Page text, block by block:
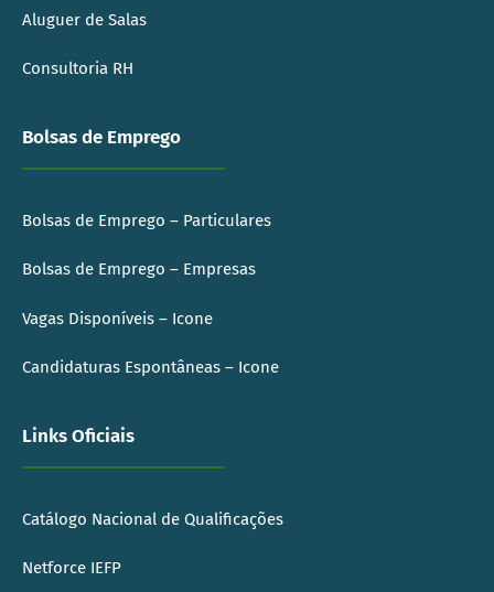
Aluguer de Salas
Consultoria RH
Bolsas de Emprego
Bolsas de Emprego – Particulares
Bolsas de Emprego – Empresas
Vagas Disponíveis – Icone
Candidaturas Espontâneas – Icone
Links Oficiais
Catálogo Nacional de Qualificações
Netforce IEFP